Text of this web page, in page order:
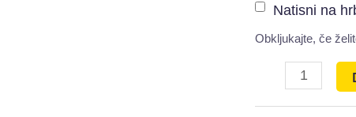
Natisni na
Obkljukajte, če